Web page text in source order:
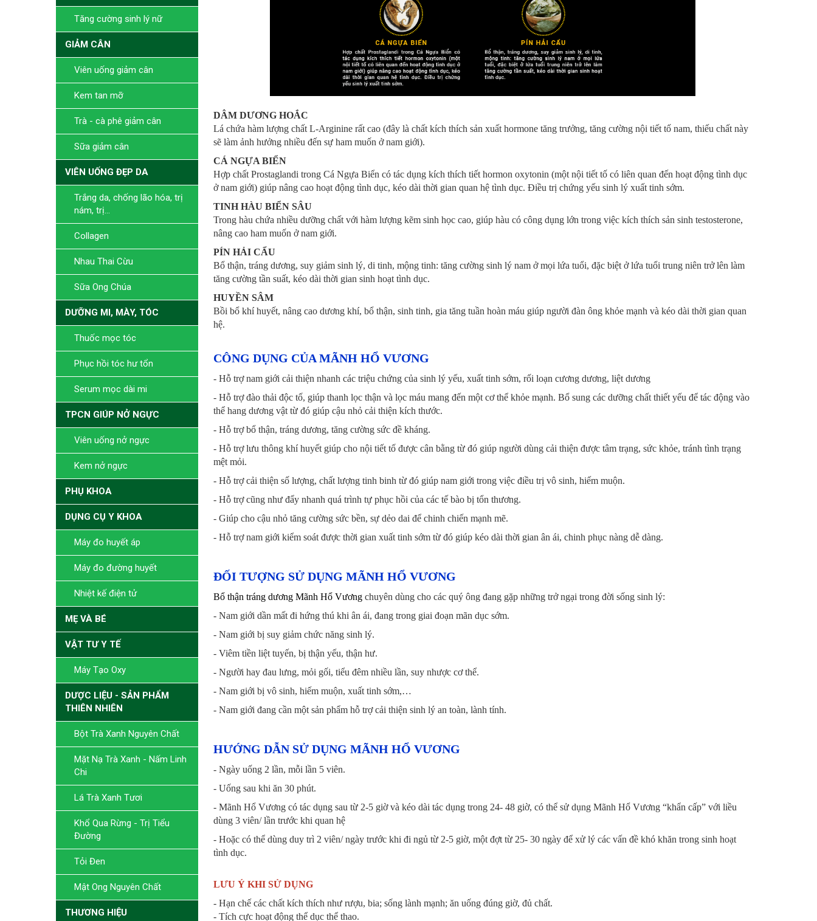
DÂM DƯƠNG HOẮC
Lá chứa hàm lượng chất L-Arginine rất cao (đây là chất kích thích sản xuất hormone tăng trưởng, tăng cường nội tiết tố nam, thiếu chất này
sẽ làm ảnh hưởng nhiều đến sự ham muốn ở nam giới).
CÁ NGỰA BIỂN
Hợp chất Prostaglandi trong Cá Ngựa Biển có tác dụng kích thích tiết hormon oxytonin (một nội tiết tố có liên quan đến hoạt động tình dục
ở nam giới) giúp nâng cao hoạt động tình dục, kéo dài thời gian quan hệ tình dục. Điều trị chứng yếu sinh lý xuất tinh sớm.
TINH HÀU BIỂN SÂU
Trong hàu chứa nhiều dưỡng chất với hàm lượng kẽm sinh học cao, giúp hàu có công dụng lớn trong việc kích thích sản sinh testosterone,
nâng cao ham muốn ở nam giới.
PÍN HẢI CẨU
Bổ thận, tráng dương, suy giảm sinh lý, di tinh, mộng tinh: tăng cường sinh lý nam ở mọi lứa tuổi, đặc biệt ở lứa tuổi trung niên trở lên làm
tăng cường tần suất, kéo dài thời gian sinh hoạt tình dục.
HUYỀN SÂM
Bồi bổ khí huyết, nâng cao dương khí, bổ thận, sinh tinh, gia tăng tuần hoàn máu giúp người đàn ông khỏe mạnh và kéo dài thời gian quan
hệ.
CÔNG DỤNG CỦA MÃNH HỔ VƯƠNG
- Hỗ trợ nam giới cải thiện nhanh các triệu chứng của sinh lý yếu, xuất tinh sớm, rối loạn cương dương, liệt dương
- Hỗ trợ đào thải độc tố, giúp thanh lọc thận và lọc máu mang đến một cơ thể khỏe mạnh. Bổ sung các dưỡng chất thiết yếu để tác động vào
thể hang dương vật từ đó giúp cậu nhỏ cải thiện kích thước.
- Hỗ trợ bổ thận, tráng dương, tăng cường sức đề kháng.
- Hỗ trợ lưu thông khí huyết giúp cho nội tiết tố được cân bằng từ đó giúp người dùng cải thiện được tâm trạng, sức khỏe, tránh tình trạng
mệt mỏi.
- Hỗ trợ cải thiện số lượng, chất lượng tinh binh từ đó giúp nam giới trong việc điều trị vô sinh, hiếm muộn.
- Hỗ trợ cũng như đẩy nhanh quá trình tự phục hồi của các tế bào bị tổn thương.
- Giúp cho cậu nhỏ tăng cường sức bền, sự dẻo dai để chinh chiến mạnh mẽ.
- Hỗ trợ nam giới kiểm soát được thời gian xuất tinh sớm từ đó giúp kéo dài thời gian ân ái, chinh phục nàng dễ dàng.
ĐỐI TƯỢNG SỬ DỤNG MÃNH HỔ VƯƠNG
Bổ thận tráng dương Mãnh Hổ Vươngchuyên dùng cho các quý ông đang gặp những trở ngại trong đời sống sinh lý:
- Nam giới dần mất đi hứng thú khi ân ái, đang trong giai đoạn mãn dục sớm.
- Nam giới bị suy giảm chức năng sinh lý.
- Viêm tiền liệt tuyến, bị thận yếu, thận hư.
- Người hay đau lưng, mỏi gối, tiểu đêm nhiều lần, suy nhược cơ thể.
- Nam giới bị vô sinh, hiếm muộn, xuất tinh sớm,…
- Nam giới đang cần một sản phẩm hỗ trợ cải thiện sinh lý an toàn, lành tính.
HƯỚNG DẪN SỬ DỤNG MÃNH HỔ VƯƠNG
- Ngày uống 2 lần, mỗi lần 5 viên.
- Uống sau khi ăn 30 phút.
- Mãnh Hổ Vương có tác dụng sau từ 2-5 giờ và kéo dài tác dụng trong 24- 48 giờ, có thể sử dụng Mãnh Hổ Vương “khẩn cấp” với liều
dùng 3 viên/ lần trước khi quan hệ
- Hoặc có thể dùng duy trì 2 viên/ ngày trước khi đi ngủ từ 2-5 giờ, một đợt từ 25- 30 ngày để xử lý các vấn đề khó khăn trong sinh hoạt
tình dục.
LƯU Ý KHI SỬ DỤNG
- Hạn chế các chất kích thích như rượu, bia; sống lành mạnh; ăn uống đúng giờ, đủ chất.
- Tích cực hoạt động thể dục thể thao.
Tăng cường sinh lý nữ
GIẢM CÂN
Viên uống giảm cân
Kem tan mỡ
Trà - cà phê giảm cân
Sữa giảm cân
VIÊN UỐNG ĐẸP DA
Trắng da, chống lão hóa, trị
nám, trị...
Collagen
Nhau Thai Cừu
Sữa Ong Chúa
DƯỠNG MI, MÀY, TÓC
Thuốc mọc tóc
Phục hồi tóc hư tổn
Serum mọc dài mi
TPCN GIÚP NỞ NGỰC
Viên uống nở ngực
Kem nở ngực
PHỤ KHOA
DỤNG CỤ Y KHOA
Máy đo huyết áp
Máy đo đường huyết
Nhiệt kế điện tử
MẸ VÀ BÉ
VẬT TƯ Y TẾ
Máy Tạo Oxy
DƯỢC LIỆU - SẢN PHẨM
THIÊN NHIÊN
Bột Trà Xanh Nguyên Chất
Mặt Nạ Trà Xanh - Nấm Linh
Chi
Lá Trà Xanh Tươi
Khổ Qua Rừng - Trị Tiểu
Đường
Tỏi Đen
Mật Ong Nguyên Chất
THƯƠNG HIỆU